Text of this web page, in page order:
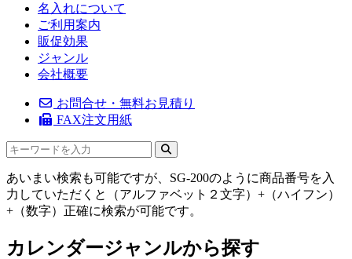
名入れについて
ご利用案内
販促効果
ジャンル
会社概要
お問合せ・無料お見積り
FAX注文用紙
あいまい検索も可能ですが、SG-200のように商品番号を入
力していただくと（アルファベット２文字）+（ハイフン）
+（数字）正確に検索が可能です。
カレンダージャンルから探す